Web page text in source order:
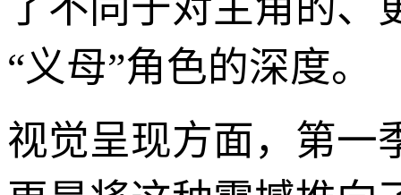
“义母”角色的深度。
视觉呈现方面，第一